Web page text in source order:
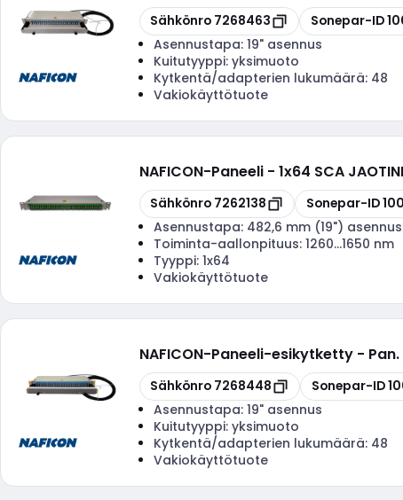
Kopioi
Sähkönro 7268463 Kopioi
Sonepar-ID
Asennustapa: 19" asennus
Kuitutyyppi: yksimuoto
Kytkentä/adapterien lukumäärä: 48
Vakiokäyttötuote
NAFICON-Paneeli - 1x64 SCA
Kopioi
Sähkönro 7262138 Kopioi
Sonepar-ID
Asennustapa: 482,6 mm (19")
Toiminta-aallonpituus: 1260...1650 nm
Tyyppi: 1x64
Vakiokäyttötuote
NAFICON-Paneeli-esikytketty - Pan.
Kopioi
Sähkönro 7268448 Kopioi
Sonepar-ID
Asennustapa: 19" asennus
Kuitutyyppi: yksimuoto
Kytkentä/adapterien lukumäärä: 48
Vakiokäyttötuote